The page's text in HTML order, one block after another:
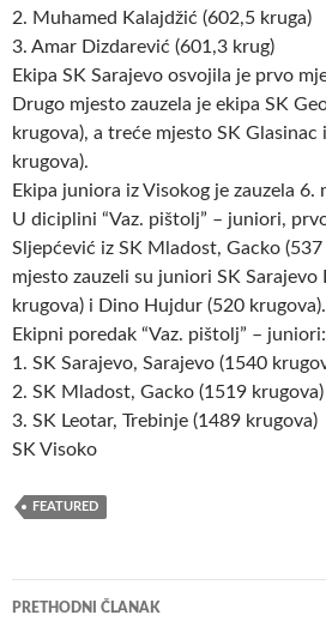
2. Muhamed Kalajdžić (602,5 kruga)
3. Amar Dizdarević (601,3 krug)
Ekipa SK Sarajevo osvojila je prvo
Drugo mjesto zauzela je ekipa SK
krugova), a treće mjesto SK Glasinac
krugova).
Ekipa juniora iz Visokog je zauzela 6.
U diciplini “Vaz. pištolj” – juniori,
Sljepćević iz SK Mladost, Gacko
mjesto zauzeli su juniori SK
krugova) i Dino Hujdur (520 krugova).
Ekipni poredak “Vaz. pištolj” – juniori:
1. SK Sarajevo, Sarajevo (1540
2. SK Mladost, Gacko (1519 krugova)
3. SK Leotar, Trebinje (1489 krugova)
SK Visoko
FEATURED
Navigacija
PRETHODNI ČLANAK